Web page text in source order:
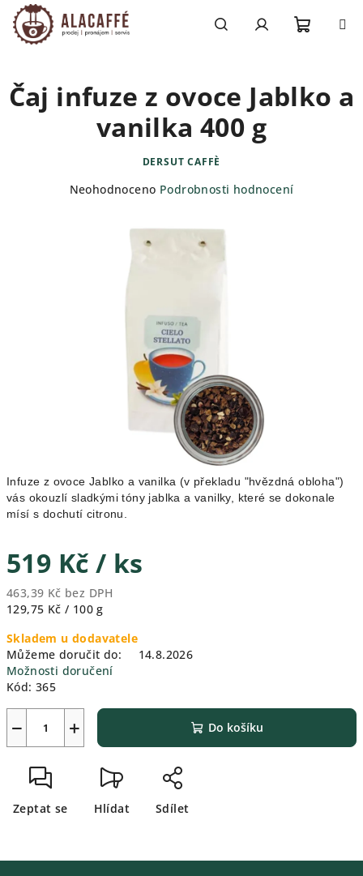
Přejít
na
obsah
košík
Infuze z ovoce Jablko a vanilka (v překladu "hvězdná obloha")
vás okouzlí sladkými tóny jablka a vanilky, které se dokonale
mísí s dochutí citronu.
519 Kč / ks
463,39 Kč bez DPH
Měrná
129,75 Kč / 100 g
Skladem u dodavatele
Můžeme doručit do:
14.8.2026
Možnosti doručení
Kód: 365
+
− Do košíku
Zeptat se Hlídat Sdílet
Čaj infuze z ovoce Jablko a
vanilka 400 g
DERSUT CAFFÈ
Průměrné
Neohodnoceno Podrobnosti hodnocení